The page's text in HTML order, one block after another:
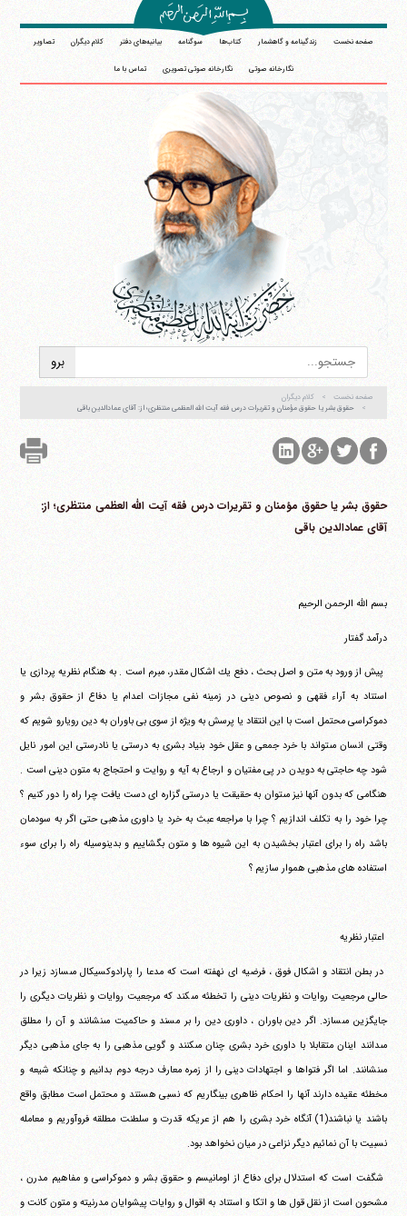
صفحه نخست زندگینامه و گاهشمار کتاب‌ها سوگنامه بیانیه‌های دفتر کلام دیگران تصاویر
نگارخانه صوتی نگارخانه صوتی تصویری تماس با ما
صفحه نخست
کلام دیگران
‏حقوق بشر يا حقوق مؤمنان و تقريرات درس فقه آيت الله العظمى منتظرى؛ از: آقای عمادالدین باقی
‏حقوق بشر يا حقوق مؤمنان و تقريرات درس فقه آيت الله العظمى منتظرى؛ از:
آقای عمادالدین باقی
‏بسم الله الرحمن الرحيم ‏
‏درآمد گفتار
‏ ‏پيش از ورود به متن و اصل بحث ، دفع يك اشكال مقدر، مبرم است .‏ ‏به هنگام نظريه پردازى يا
استناد به آراء فقهى و نصوص دينى در زمينه‏ ‏نفى مجازات اعدام يا دفاع از حقوق بشر و
دموكراسى محتمل است با‏ ‏اين انتقاد يا پرسش به ويژه از سوى بى باوران به دين رويارو شويم كه‏
‏وقتى انسان مى‎تواند با خرد جمعى و عقل خود بنياد بشرى به درستى يا‏ ‏نادرستى اين امور نايل
شود چه حاجتى به دويدن در پى مفتيان و ارجاع‏ ‏به آيه و روايت و احتجاج به متون دينى است .
هنگامى كه بدون آنها نيز‏ ‏مى‎توان به حقيقت يا درستى گزاره اى دست يافت چرا راه را دور كنيم ؟‏
‏چرا خود را به تكلف اندازيم ؟ چرا با مراجعه عبث به خرد يا داورى‏ ‏مذهبى حتى اگر به سودمان
باشد راه را براى اعتبار بخشيدن به اين‏ ‏شيوه ها و متون بگشاييم و بدينوسيله راه را براى سوء
استفاده هاى‏ ‏مذهبى هموار سازيم ؟
‏ ‏اعتبار نظريه
‏ ‏در بطن انتقاد و اشكال فوق ، فرضيه اى نهفته است كه مدعا را‏ ‏پارادوكسيكال مى‎سازد زيرا در
حالى مرجعيت روايات و نظريات دينى‏ ‏را تخطئه مى‎كند كه مرجعيت روايات و نظريات ديگرى را
جايگزين‏ ‏مى‎سازد. اگر دين باوران ، داورى دين را بر مسند و حاكميت مى‎نشانند و‏ ‏آن را مطلق
مى‎دانند اينان متقابلا با داورى خرد بشرى چنان مى‎كنند و‏ ‏گويى مذهبى را به جاى مذهبى ديگر
مى‎نشانند. اما اگر فتواها و‏ ‏اجتهادات دينى را از زمره معارف درجه دوم بدانيم و چنانكه شيعه و‏
‏مخطئه عقيده دارند آنها را احكام ظاهرى بينگاريم كه نسبى هستند و‏ ‏محتمل است مطابق واقع
باشند يا نباشند(1) آنگاه خرد بشرى را هم از‏ ‏عريكه قدرت و سلطنت مطلقه فروآوريم و معامله
نسبيت با آن نمائيم‏ ‏ديگر نزاعى در ميان نخواهد بود.
‏ ‏شگفت است كه استدلال براى دفاع از اومانيسم و حقوق بشر و‏ ‏دموكراسى و مفاهيم مدرن ،
مشحون است از نقل قول ها و اتكا و استناد‏ ‏به اقوال و روايات پيشوايان مدرنيته و متون كانت و